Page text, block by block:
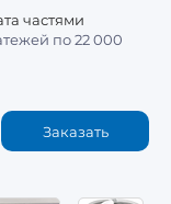
частями
по 22 000
Заказать